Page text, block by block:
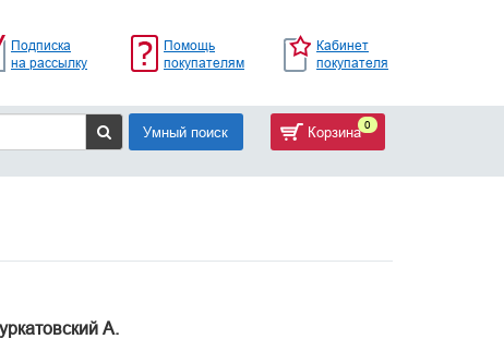
Подписка
на рассылку
Помощь
покупателям
Кабинет
покупателя
Умный поиск Корзина 0
А.